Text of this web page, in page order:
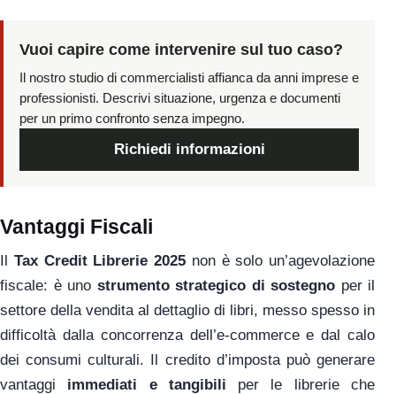
Vuoi capire come intervenire sul tuo caso?
Il nostro studio di commercialisti affianca da anni imprese e
professionisti. Descrivi situazione, urgenza e documenti
per un primo confronto senza impegno.
Richiedi informazioni
Vantaggi Fiscali
Il Tax Credit Librerie 2025 non è solo un’agevolazione
fiscale: è uno strumento strategico di sostegno per il
settore della vendita al dettaglio di libri, messo spesso in
difficoltà dalla concorrenza dell’e-commerce e dal calo
dei consumi culturali. Il credito d’imposta può generare
vantaggi immediati e tangibili per le librerie che